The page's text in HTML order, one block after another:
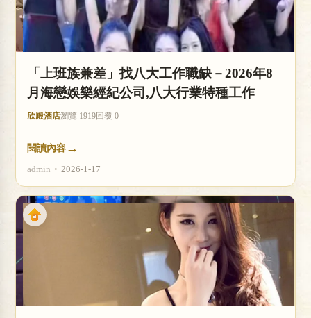
「上班族兼差」找八大工作職缺－2026年8
月海戀娛樂經紀公司,八大行業特種工作
欣殿酒店瀏覽 1919回覆 0
閱讀內容 →
admin • 2026-1-17